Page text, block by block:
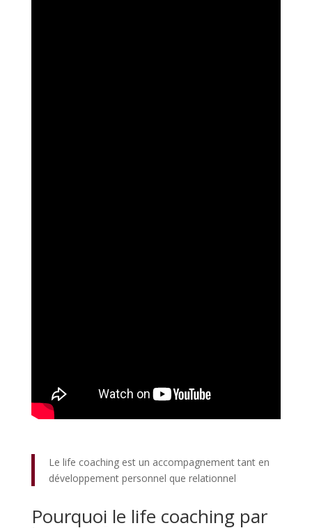
Le life coaching est un accompagnement tant en
développement personnel que relationnel
Pourquoi le life coaching par